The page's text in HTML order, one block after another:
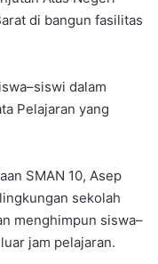
di bangun fasilitas
dalam
Pelajaran yang
SMAN 10, Asep
sekolah
menghimpun siswa–
jam pelajaran.